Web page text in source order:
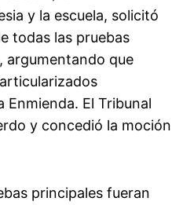
y la escuela, solicitó
todas las pruebas
argumentando que
Enmienda. El Tribunal
y concedió la moción
principales fueran